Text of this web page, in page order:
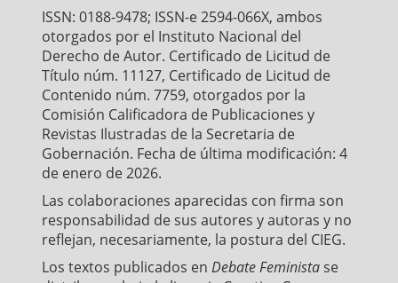
ISSN: 0188-9478; ISSN-e 2594-066X, ambos
otorgados por el Instituto Nacional del
Derecho de Autor. Certificado de Licitud de
Título núm. 11127, Certificado de Licitud de
Contenido núm. 7759, otorgados por la
Comisión Calificadora de Publicaciones y
Revistas Ilustradas de la Secretaria de
Gobernación. Fecha de última modificación: 4
de enero de 2026.
Las colaboraciones aparecidas con firma son
responsabilidad de sus autores y autoras y no
reflejan, necesariamente, la postura del CIEG.
Los textos publicados en Debate Feministase